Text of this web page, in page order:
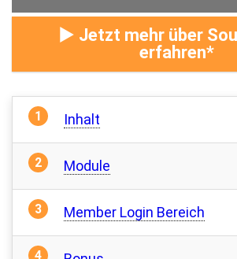
► Jetzt mehr über
erfahren
Inhalt
Module
Member Login Bereich